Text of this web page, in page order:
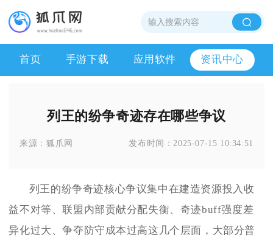
首页 手游下载 应用软件 资讯中心
列王的纷争奇迹存在哪些争议
来源：狐爪网 发布时间：2025-07-15 10:34:51
列王的纷争奇迹核心争议集中在建造资源投入收
益不对等、联盟内部贡献分配失衡、奇迹buff强度差
异化过大、争夺防守成本过高这几个层面，大部分普